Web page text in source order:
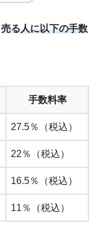
売る人に以下の手数
手数料率
27.5％（税込）
22％（税込）
16.5％（税込）
11％（税込）